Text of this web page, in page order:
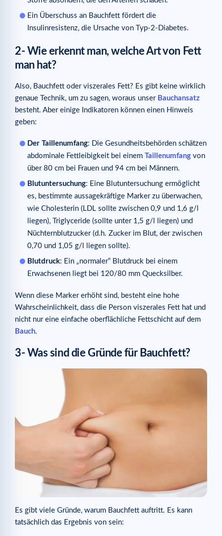
Ein Überschuss an Bauchfett fördert die
Insulinresistenz, die Ursache von Typ-2-Diabetes.
2- Wie erkennt man, welche Art von Fett
man hat?
Also, Bauchfett oder viszerales Fett? Es gibt keine wirklich
genaue Technik, um zu sagen, woraus unser Bauchansatz
besteht. Aber einige Indikatoren können einen Hinweis
geben:
Der Taillenumfang: Die Gesundheitsbehörden schätzen
abdominale Fettleibigkeit bei einem Taillenumfang von
über 80 cm bei Frauen und 94 cm bei Männern.
Blutuntersuchung: Eine Blutuntersuchung ermöglicht
es, bestimmte aussagekräftige Marker zu überwachen,
wie Cholesterin (LDL sollte zwischen 0,9 und 1,6 g/l
liegen), Triglyceride (sollte unter 1,5 g/l liegen) und
Nüchternblutzucker (d.h. Zucker im Blut, der zwischen
0,70 und 1,05 g/l liegen sollte).
Blutdruck: Ein „normaler“ Blutdruck bei einem
Erwachsenen liegt bei 120/80 mm Quecksilber.
Wenn diese Marker erhöht sind, besteht eine hohe
Wahrscheinlichkeit, dass die Person viszerales Fett hat und
nicht nur eine einfache oberflächliche Fettschicht auf dem
Bauch.
3- Was sind die Gründe für Bauchfett?
Es gibt viele Gründe, warum Bauchfett auftritt. Es kann
tatsächlich das Ergebnis von sein: